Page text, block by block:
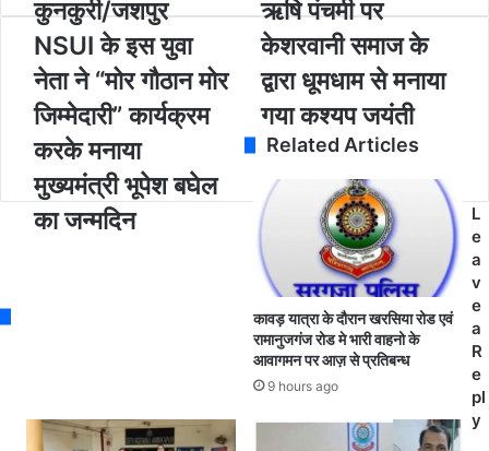
u
d
कु
न
कु
री
ज
श
र
N
ने
ता
कुनकुरी/जशपुर
NSUI के इस युवा
नेता ने “मोर गौठान मोर
जिम्मेदारी” कार्यक्रम
करके मनाया
मुख्यमंत्री भूपेश बघेल
का जन्मदिन
ऋ
षि
पं
च
मी
प
र
नी
स
ज
के
द्वा
रा
ऋषि पंचमी पर
केशरवानी समाज के
द्वारा धूमधाम से मनाया
गया कश्यप जयंती
Related Articles
कावड़ यात्रा के दौरान खरसिया रोड एवं
रामानुजगंज रोड मे भारी वाहनो के
आवागमन पर आज़ से प्रतिबन्ध
9 hours ago
L
e
a
v
e
a
R
e
pl
y